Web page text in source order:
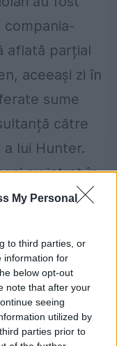
My Personal
to third parties, or
information for
below opt-out
note that after your
seeing
utilized by
parties prior to
compania-
aflată parțial
aceeași zi în
sume
către
lui Hunter.
au intrat în
2018.
la existența
inițial trimis
de CEFC